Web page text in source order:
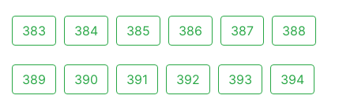
383 384 385 386 387 388
389 390 391 392 393 394